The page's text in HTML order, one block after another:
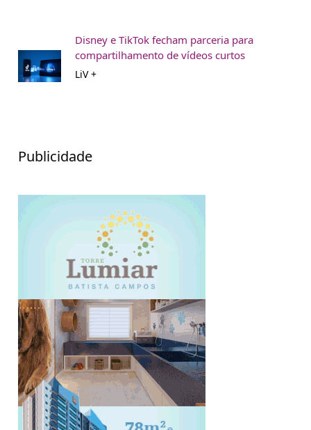
Disney e TikTok fecham parceria para
compartilhamento de vídeos curtos
LiV +
Publicidade